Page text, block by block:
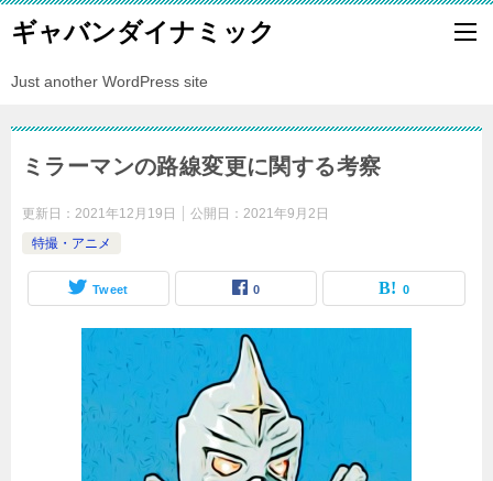
ギャバンダイナミック
Just another WordPress site
ミラーマンの路線変更に関する考察
更新日： 2021年12月19日 公開日： 2021年9月2日
特撮・アニメ
Tweet 0 0